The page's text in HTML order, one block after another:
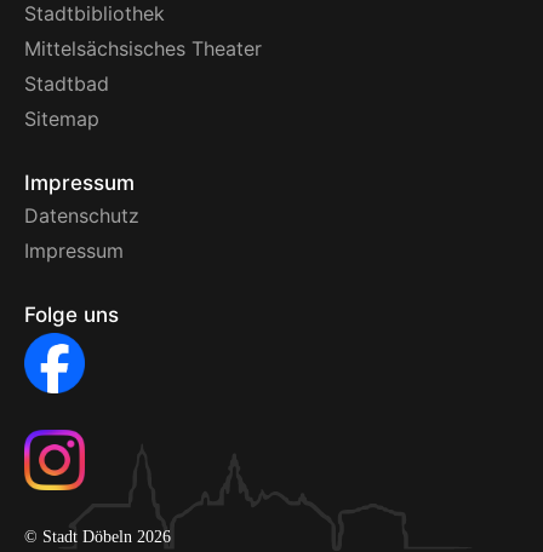
Stadtbibliothek
Mittelsächsisches Theater
Stadtbad
Sitemap
Impressum
Datenschutz
Impressum
Folge uns
© Stadt Döbeln 2026